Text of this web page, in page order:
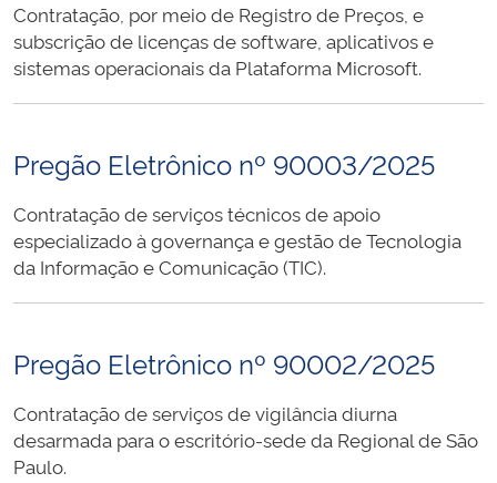
Contratação, por meio de Registro de Preços, e
subscrição de licenças de software, aplicativos e
sistemas operacionais da Plataforma Microsoft.
Pregão Eletrônico nº 90003/2025
Contratação de serviços técnicos de apoio
especializado à governança e gestão de Tecnologia
da Informação e Comunicação (TIC).
Pregão Eletrônico nº 90002/2025
Contratação de serviços de vigilância diurna
desarmada para o escritório-sede da Regional de São
Paulo.